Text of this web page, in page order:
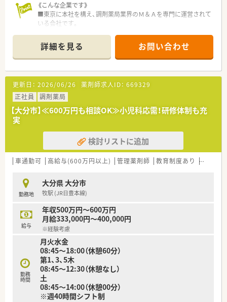
■これまでのご経験や役職に応じて年収500万円から最大650万
円を超える給与のご相談が可能です。
■年間休日が120日以上あるほか夏季休暇や年末年始休暇もし
っかりと取得できる働きやすい求人です。
《こんな企業です》
■東京に本社を構え、調剤薬局業界のＭ＆Ａを専門に運営されて
いる会社です。
■会社として独立支援を行っており、暖簾分けして独立された方
も複数名いらっしゃいます。
■若い世代の方からベテランの方まで、幅広いキャリアの方が活
躍しています。
■設備投資にはお金を惜しまないとのことで、今後も最新の機器
を設置する予定となっています。
■セミナーなども独自で行っており、今後も成長が見込める企業
です。
■薬剤師は最低2名以上で対応されております。
■小児科の処方箋がほとんどです！
■電子薬歴は生成AIでipad入力のため、患者様の対応後に2.3分
で素早く入力できます！
す！
■他店舗からのヘルプもございます！
■事務の方は2.30代の方が多いです！
■子供用のプロジェクトマッピングも店舗にございます。
《教育制度》
■教育面で独立者用のカリキュラムにも対応しており、e-
learningは全額会社負担していただけます。
詳細を見る お問い合わせ
更新日： 2026/06/26 薬剤師求人ID： 669329
正社員
調剤薬局
【大分市】≪600万円も相談OK≫小児科応需！研修体制も充
実
検討リストに追加
車通勤可 高給与(600万円以上) 管理薬剤師 教育制度あり シフト
勤務地
大分県 大分市
牧駅 (JR日豊本線)
給与
年収500万円～600万円
月給333,000円～400,000円
※経験考慮
勤務
時間
月火水金
08:45～18:00（休憩60分）
第1、3、5木
08:45～12:30（休憩なし）
土
08:45～14:00（休憩00分）
※週40時間シフト制